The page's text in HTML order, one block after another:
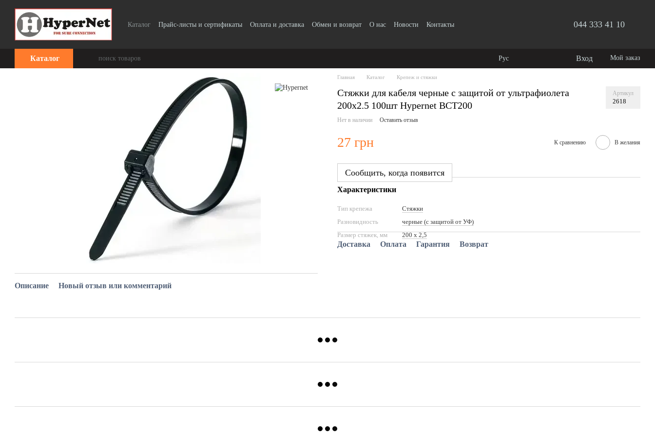
Перейти к основному контенту
Каталог Прайс-листы и сертификаты Оплата и доставка Обмен и возврат О нас Новости Контакты 044 333 41 10
Каталог Рус Вход Мой заказ
Описание Новый отзыв или комментарий
Главная Каталог Крепеж и стяжки
Стяжки для кабеля черные с защитой от ультрафиолета
200x2.5 100шт Hypernet BCT200
Артикул
2618
Нет в наличии Оставить отзыв
27 грн К сравнению В желания
Сообщить, когда появится
Характеристики
Тип крепежа
Стяжки
Разновидность
черные (с защитой от УФ)
Размер стяжек, мм
200 х 2,5
Доставка Оплата Гарантия Возврат